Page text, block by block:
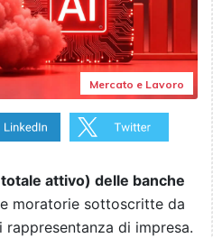
Mercato e Lavoro
attivo) delle banche
moratorie sottoscritte da
di impresa.